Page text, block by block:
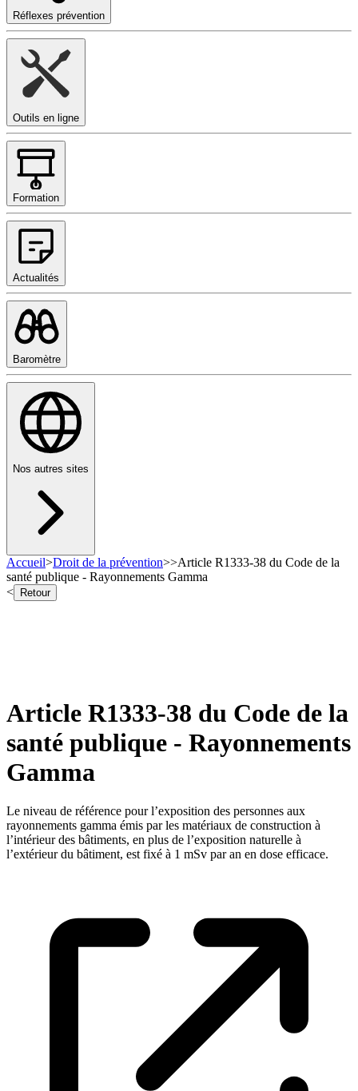
Réflexes prévention
Outils en ligne
Formation
Actualités
Baromètre
Nos autres sites
Accueil>Droit de la prévention>>Article R1333-38 du Code de la
santé publique - Rayonnements Gamma
<
Retour
Article R1333-38 du Code de la
santé publique - Rayonnements
Gamma
Le niveau de référence pour l’exposition des personnes aux
rayonnements gamma émis par les matériaux de construction à
l’intérieur des bâtiments, en plus de l’exposition naturelle à
l’extérieur du bâtiment, est fixé à 1 mSv par an en dose efficace.